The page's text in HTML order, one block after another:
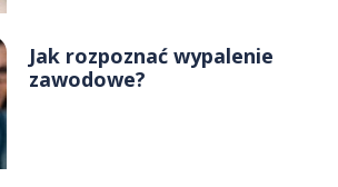
Jak rozpoznać wypalenie
zawodowe?